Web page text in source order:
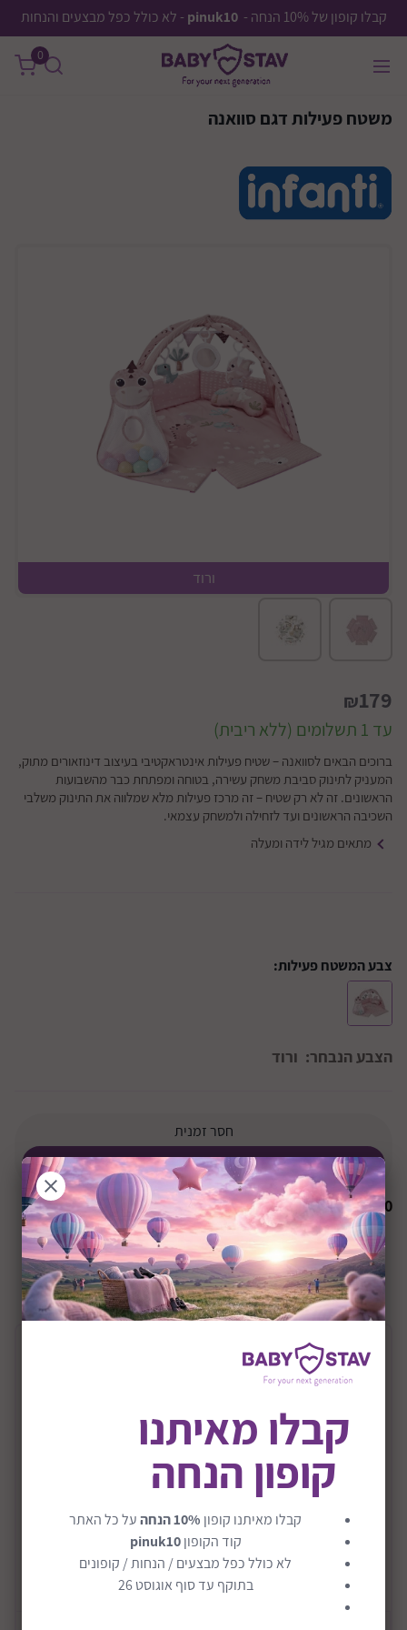
קבלו קופון של 10% הנחה - pinuk10 - לא כולל כפל מבצעים והנחות
0
משטח פעילות דגם סוואנה
ורוד
₪179
עד 1 תשלומים (ללא ריבית)
ברוכים הבאים לסוואנה – שטיח פעילות אינטראקטיבי בעיצוב דינוזאורים מתוק,
המעניק לתינוק סביבת משחק עשירה, בטוחה ומפתחת כבר מהשבועות
הראשונים. זה לא רק שטיח – זה מרכז פעילות מלא שמלווה את התינוק משלבי
השכיבה הראשונים ועד לזחילה ולמשחק עצמאי.
מתאים מגיל לידה ומעלה
צבע המשטח פעילות:
הצבע הנבחר: ורוד
חסר זמנית
הודיעו לי כשחוזר למלאי
₪0
+0M שיתוף:
תיאור המוצר
יתרונות מרכזיים
מתאים מלידה (0+)
משלב שטיח פעילות + בריכת כדורים
כולל כדורים צבעוניים
קשתות פעילות עם צעצועים אינטראקטיביים
כרית לזמן בטן לחיזוק שרירים
צדדים מוגבהים ליצירת אזור משחק בטוח
קרא עוד
קבלו מאיתנו
קופון הנחה
קבלו מאיתנו קופון 10% הנחה
על כל האתר
קוד הקופוןpinuk10
לא כולל כפל מבצעים / הנחות / קופונים
בתוקף עד סוף אוגוסט 26